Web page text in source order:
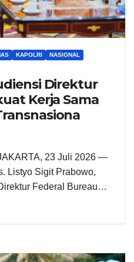
KAPOLRI
NASIONAL
Direktur
Kerja Sama
23 Juli 2026 —
Listyo Sigit Prabowo,
Federal Bureau…